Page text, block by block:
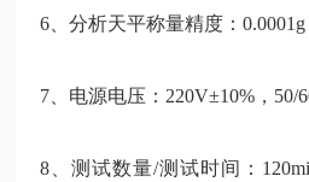
6、分析天平称量精度：0.0001g
7、电源电压：220V±10%，50/
8、测试数量/测试时间：